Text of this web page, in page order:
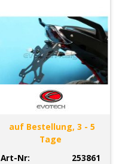
auf Bestellung, 3 - 5
Tage
Art-Nr:
253861